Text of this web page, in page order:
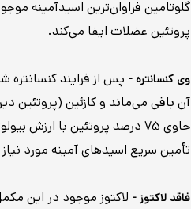
گلوتامین فراوان‌ترین اسیدآمینه
پروتئین عضلات ایفا می‌کند.
وی کنسانتره - پس از فرایند کنسانتره
آن باقی می‌ماند و کازئین (پروتئین
حاوی 75 درصد پروتئین با
تأمین سریع اسیدهای آمینه مورد
فاقد لاکتوز - لاکتوز موجود در این